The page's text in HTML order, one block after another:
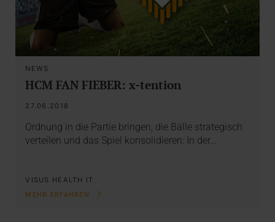
NEWS
HCM FAN FIEBER: x-tention
27.06.2018
Ordnung in die Partie bringen, die Bälle strategisch
verteilen und das Spiel konsolidieren: In der…
VISUS HEALTH IT
MEHR ERFAHREN